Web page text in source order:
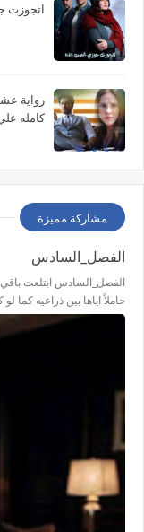
اتجوزت
رواية
كامله
مشاركة مميزة
الفصل_السادس
الفصل_السادس ابتلعت
حاملاً اياها بين ذراعيه